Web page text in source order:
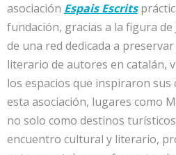
asociación Espais Escrits
fundación, gracias a la figura de
de una red dedicada a
literario de autores en catalán,
los espacios que inspiraron sus
esta asociación, lugares como
no solo como destinos
encuentro cultural y literario,